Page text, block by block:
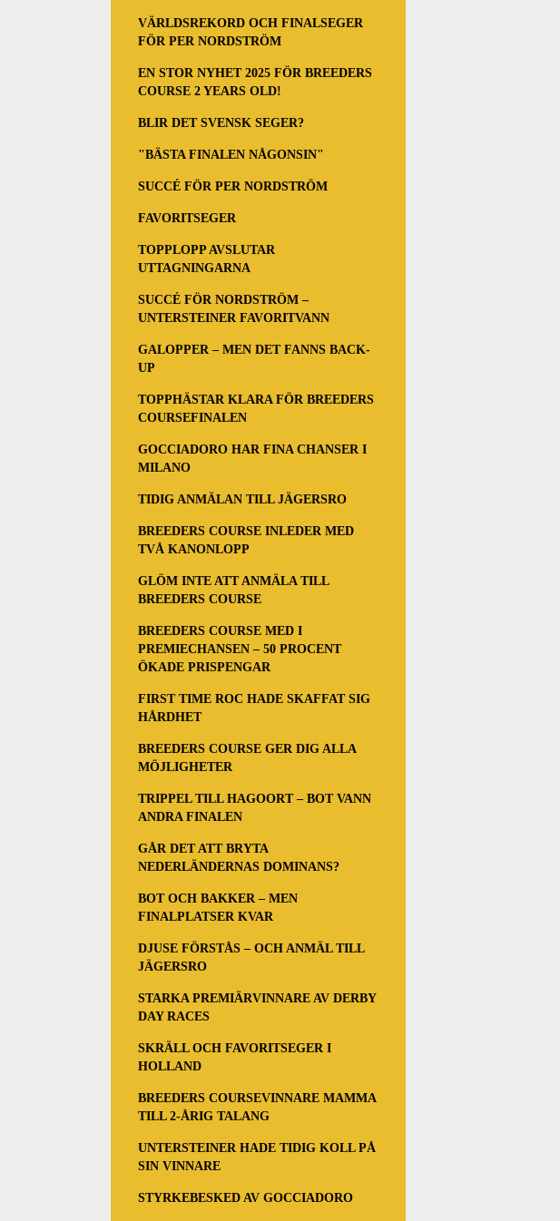
VÄRLDSREKORD OCH FINALSEGER
FÖR PER NORDSTRÖM
EN STOR NYHET 2025 FÖR BREEDERS
COURSE 2 YEARS OLD!
BLIR DET SVENSK SEGER?
"BÄSTA FINALEN NÅGONSIN"
SUCCÉ FÖR PER NORDSTRÖM
FAVORITSEGER
TOPPLOPP AVSLUTAR
UTTAGNINGARNA
SUCCÉ FÖR NORDSTRÖM –
UNTERSTEINER FAVORITVANN
GALOPPER – MEN DET FANNS BACK-
UP
TOPPHÄSTAR KLARA FÖR BREEDERS
COURSEFINALEN
GOCCIADORO HAR FINA CHANSER I
MILANO
TIDIG ANMÄLAN TILL JÄGERSRO
BREEDERS COURSE INLEDER MED
TVÅ KANONLOPP
GLÖM INTE ATT ANMÄLA TILL
BREEDERS COURSE
BREEDERS COURSE MED I
PREMIECHANSEN – 50 PROCENT
ÖKADE PRISPENGAR
FIRST TIME ROC HADE SKAFFAT SIG
HÅRDHET
BREEDERS COURSE GER DIG ALLA
MÖJLIGHETER
TRIPPEL TILL HAGOORT – BOT VANN
ANDRA FINALEN
GÅR DET ATT BRYTA
NEDERLÄNDERNAS DOMINANS?
BOT OCH BAKKER – MEN
FINALPLATSER KVAR
DJUSE FÖRSTÅS – OCH ANMÄL TILL
JÄGERSRO
STARKA PREMIÄRVINNARE AV DERBY
DAY RACES
SKRÄLL OCH FAVORITSEGER I
HOLLAND
BREEDERS COURSEVINNARE MAMMA
TILL 2-ÅRIG TALANG
UNTERSTEINER HADE TIDIG KOLL PÅ
SIN VINNARE
STYRKEBESKED AV GOCCIADORO